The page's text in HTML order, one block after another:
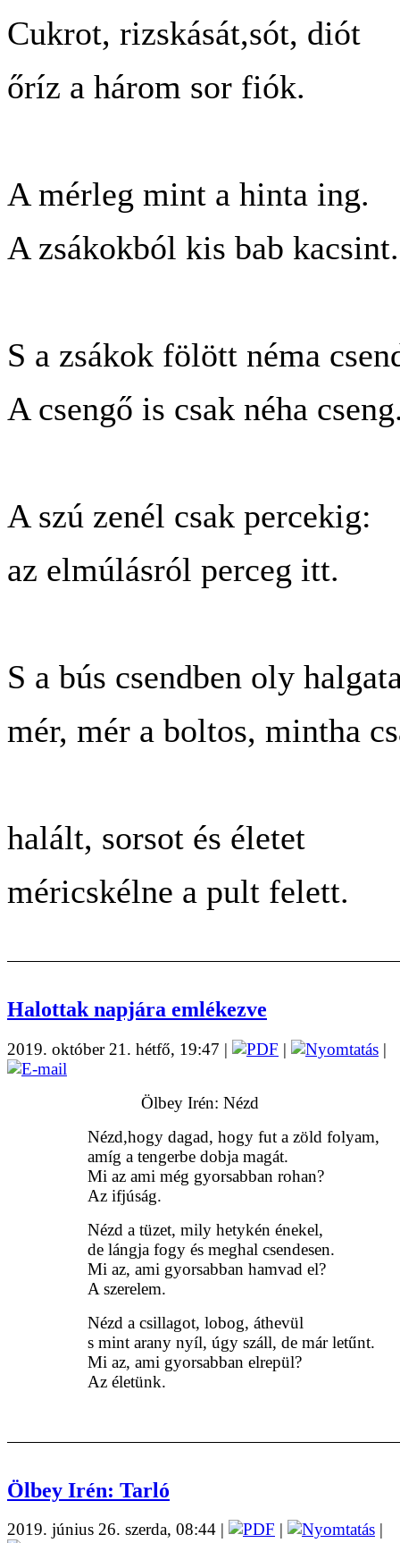
Cukrot, rizskását,sót, diót
őríz a három sor fiók.
A mérleg mint a hinta ing.
A zsákokból kis bab kacsint.
S a zsákok fölött néma
A csengő is csak néha
A szú zenél csak percekig:
az elmúlásról perceg itt.
S a bús csendben oly
mér, mér a boltos, mintha
halált, sorsot és életet
méricskélne a pult felett.
Halottak napjára emlékezve
2019. október 21. hétfő, 19:47 | | |
Ölbey Irén: Nézd
Nézd,hogy dagad, hogy fut a zöld folyam,
amíg a tengerbe dobja magát.
Mi az ami még gyorsabban rohan?
Az ifjúság.
Nézd a tüzet, mily hetykén énekel,
de lángja fogy és meghal csendesen.
Mi az, ami gyorsabban hamvad el?
A szerelem.
Nézd a csillagot, lobog, áthevül
s mint arany nyíl, úgy száll, de már letűnt.
Mi az, ami gyorsabban elrepül?
Az életünk.
Ölbey Irén: Tarló
2019. június 26. szerda, 08:44 | | |